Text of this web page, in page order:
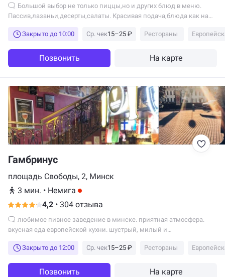
Пассив,лазаньи,десерты,салаты. Красивая подача,блюда как на
Закрыто до 10:00
Ср. чек15–25 ₽ Рестораны
Позвонить На карте
Гамбринус
площадь Свободы, 2, Минск
3 мин. • Немига
4,2 • 304 отзыва
вкусная еда европейской кухни. шустрый, милый и
Закрыто до 12:00
Ср. чек15–25 ₽ Рестораны
Позвонить На карте